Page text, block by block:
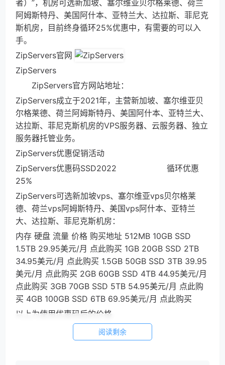
者）”，机房可选新加坡、塞尔维亚贝尔格莱德、荷兰
阿姆斯特丹、美国阿什本、亚特兰大、达拉斯、菲尼克
斯机房，目前终身循环25%优惠中，有需要的可以入
手。
ZipServers官网
ZipServers
ZipServers官方网站地址：
ZipServers成立于2021年，主营新加坡、塞尔维亚贝
尔格莱德、荷兰阿姆斯特丹、美国阿什本、亚特兰大、
达拉斯、菲尼克斯机房的VPS服务器、云服务器、独立
服务器托管业务。
ZipServers优惠促销活动
ZipServers优惠码SSD2022 循环优惠
25%
ZipServers可选新加坡vps、塞尔维亚vps贝尔格莱
德、荷兰vps阿姆斯特丹、美国vps阿什本、亚特兰
大、达拉斯、菲尼克斯机房：
内存 硬盘 流量 价格 购买地址 512MB 10GB SSD
1.5TB 29.95美元/月 点此购买 1GB 20GB SSD 2TB
34.95美元/月 点此购买 1.5GB 50GB SSD 3TB 39.95
美元/月 点此购买 2GB 60GB SSD 4TB 44.95美元/月
点此购买 3GB 70GB SSD 5TB 54.95美元/月 点此购
买 4GB 100GB SSD 6TB 69.95美元/月 点此购买
以上为使用优惠码后的价格
阅读剩余